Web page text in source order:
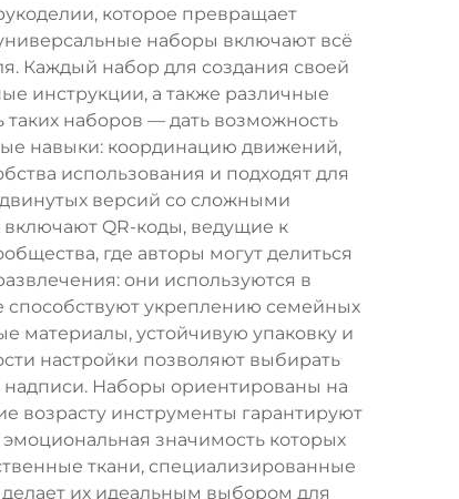
которое превращает
наборы включают всё
Каждый набор для создания своей
инструкции, а также различные
наборов — дать возможность
навыки: координацию движений,
использования и подходят для
версий со сложными
QR-коды, ведущие к
где авторы могут делиться
они используются в
способствуют укреплению семейных
материалы, устойчивую упаковку и
настройки позволяют выбирать
надписи. Наборы ориентированы на
возрасту инструменты гарантируют
значимость которых
ткани, специализированные
их идеальным выбором для